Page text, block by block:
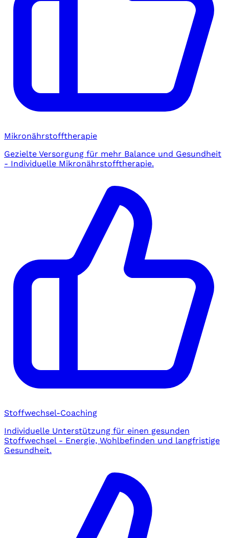
Mikronährstofftherapie
Gezielte Versorgung für mehr Balance und Gesundheit
- Individuelle Mikronährstofftherapie.
Stoffwechsel-Coaching
Individuelle Unterstützung für einen gesunden
Stoffwechsel - Energie, Wohlbefinden und langfristige
Gesundheit.